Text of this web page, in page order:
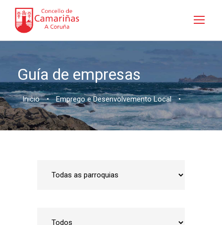
Guía de empresas
Inicio • Emprego e Desenvolvemento Local •